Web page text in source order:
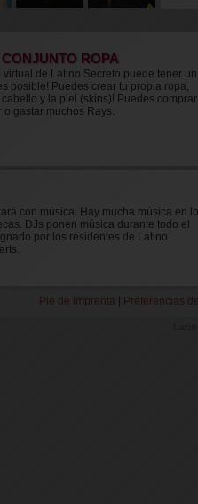
ROPA
de Latino Secreto puede tener un
posible! Puedes crear tu propia ropa,
y la piel (skins)! Puedes
gastar muchos Rays.
con música. Hay mucha música en
DJs ponen música durante todo el
por los residentes de Latino
Pie de imprenta Preferencias